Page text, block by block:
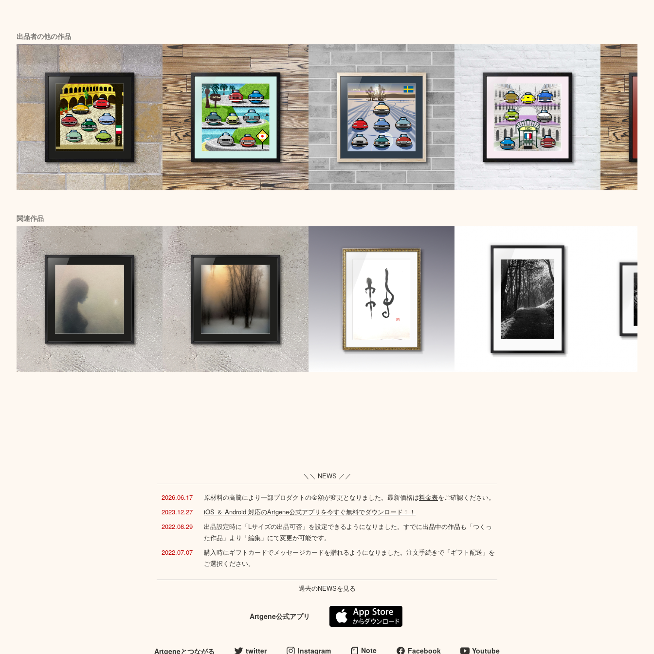
出品者の他の作品
関連作品
＼＼ NEWS ／／
2026.06.17 原材料の高騰により一部プロダクトの金額が変更となりました。最新価格は料金表をご確認ください。
2023.12.27
iOS ＆ Android 対応のArtgene公式アプリを今すぐ無料でダウンロード！！
2022.08.29
出品設定時に「Lサイズの出品可否」を設定できるようになりました。すでに出品中の作品も「つくっ
た作品」より「編集」にて変更が可能です。
2022.07.07
購入時にギフトカードでメッセージカードを贈れるようになりました。注文手続きで「ギフト配送」を
ご選択ください。
過去のNEWSを見る
Artgene公式アプリ
Artgeneとつながる twitter Instagram Note Facebook Youtube